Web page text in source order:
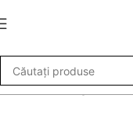
»Umbrela de gradina